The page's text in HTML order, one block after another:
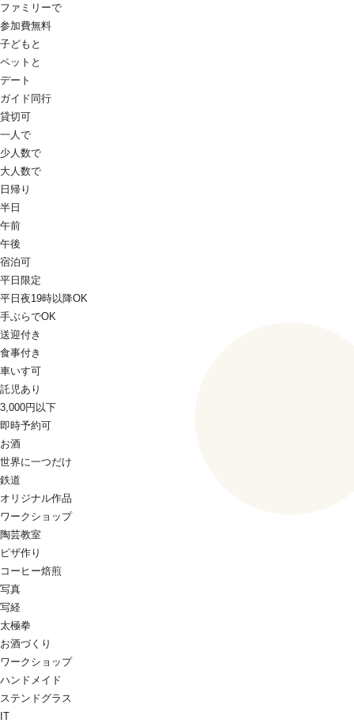
ファミリーで
参加費無料
子どもと
ペットと
デート
ガイド同行
貸切可
一人で
少人数で
大人数で
日帰り
半日
午前
午後
宿泊可
平日限定
平日夜19時以降OK
手ぶらでOK
送迎付き
食事付き
車いす可
託児あり
3,000円以下
即時予約可
お酒
世界に一つだけ
鉄道
オリジナル作品
ワークショップ
陶芸教室
ピザ作り
コーヒー焙煎
写真
写経
太極拳
お酒づくり
ワークショップ
ハンドメイド
ステンドグラス
IT